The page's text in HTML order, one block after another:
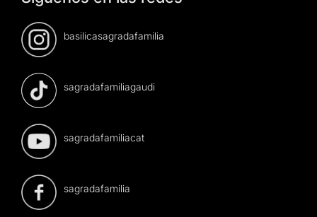
basilicasagradafamilia
sagradafamiliagaudi
sagradafamiliacat
sagradafamilia